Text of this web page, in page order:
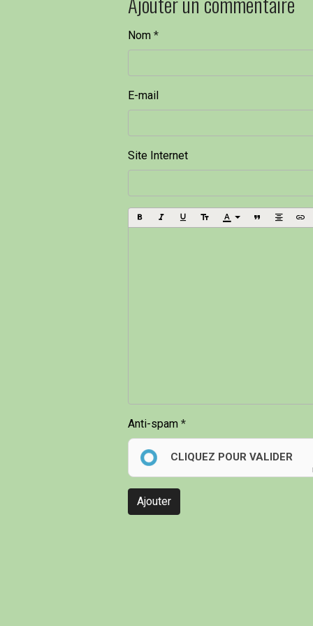
Nom
E-mail
Site Internet
Anti-spam
CLIQUEZ POUR VALIDER
Ajouter